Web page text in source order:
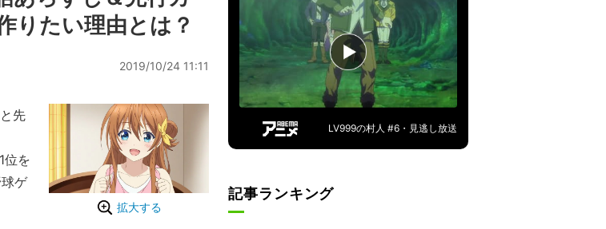
りたい理由とは？
2019/10/24 11:11
拡大する
先
位を
ゲ
LV999の村人 #6・見逃し放送
記事ランキング